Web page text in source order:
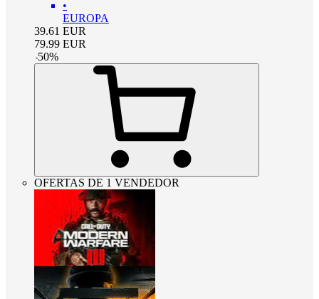
•
EUROPA
39.61 EUR
79.99 EUR
-50%
OFERTAS DE 1 VENDEDOR